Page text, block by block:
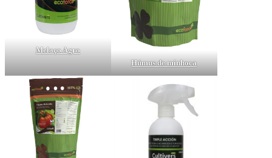
Melaço Agro
Húmus de minhoca